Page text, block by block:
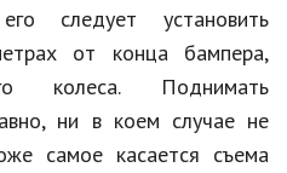
следует установить
от конца бампера,
колеса. Поднимать
ни в коем случае не
самое касается съема